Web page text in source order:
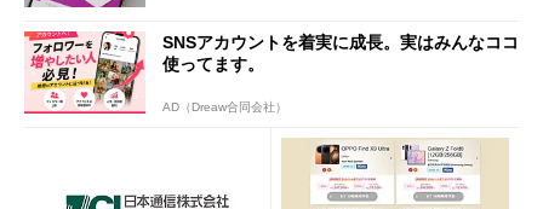
SNSアカウントを着実に成長。実はみんなココ
使ってます。
AD（Dreaw合同会社）